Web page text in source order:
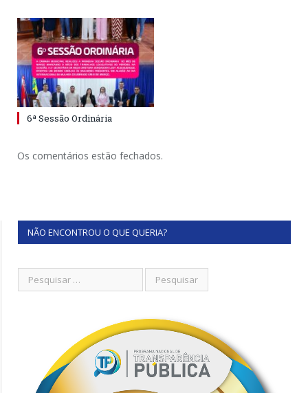
6ª Sessão Ordinária
Os comentários estão fechados.
NÃO ENCONTROU O QUE QUERIA?